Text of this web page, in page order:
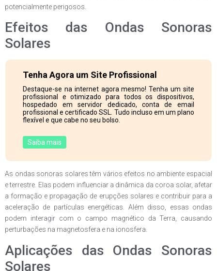
potencialmente perigosos.
Efeitos das Ondas Sonoras
Solares
Tenha Agora um Site Profissional
Destaque-se na internet agora mesmo! Tenha um site
profissional e otimizado para todos os dispositivos,
hospedado em servidor dedicado, conta de email
profissional e certificado SSL. Tudo incluso em um plano
flexível e que cabe no seu bolso.
Saiba mais
As ondas sonoras solares têm vários efeitos no ambiente espacial
e terrestre. Elas podem influenciar a dinâmica da coroa solar, afetar
a formação e propagação de erupções solares e contribuir para a
aceleração de partículas energéticas. Além disso, essas ondas
podem interagir com o campo magnético da Terra, causando
perturbações na magnetosfera e na ionosfera.
Aplicações das Ondas Sonoras
Solares